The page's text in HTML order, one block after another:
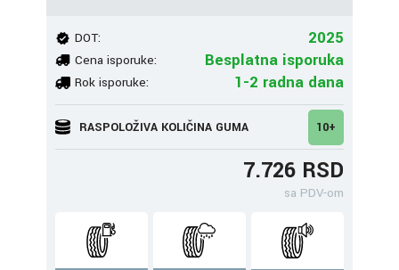
DOT: 2025
Cena isporuke: Besplatna isporuka
Rok isporuke: 1-2 radna dana
RASPOLOŽIVA KOLIČINA GUMA 10+
7.726 RSD
sa PDV-om